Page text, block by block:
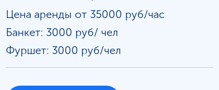
Цена аренды от 35000 руб/час
Банкет: 3000 руб/ чел
Фуршет: 3000 руб/чел